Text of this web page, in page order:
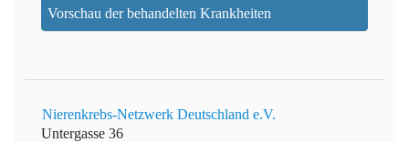
Vorschau der behandelten Krankheiten
Nierenkrebs-Netzwerk Deutschland e.V.
Untergasse 36